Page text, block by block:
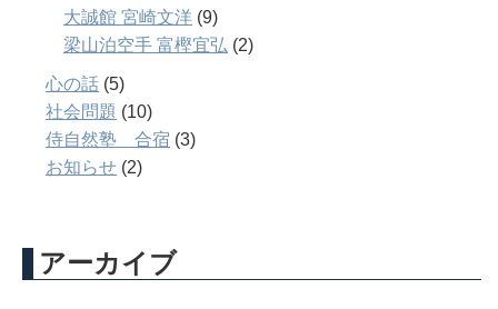
大誠館 宮崎文洋 (9)
梁山泊空手 富樫宜弘 (2)
心の話 (5)
社会問題 (10)
侍自然塾 合宿 (3)
お知らせ (2)
アーカイブ